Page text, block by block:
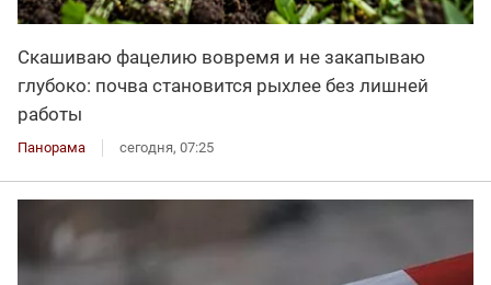
Скашиваю фацелию вовремя и не закапываю
глубоко: почва становится рыхлее без лишней
работы
Панорама сегодня, 07:25